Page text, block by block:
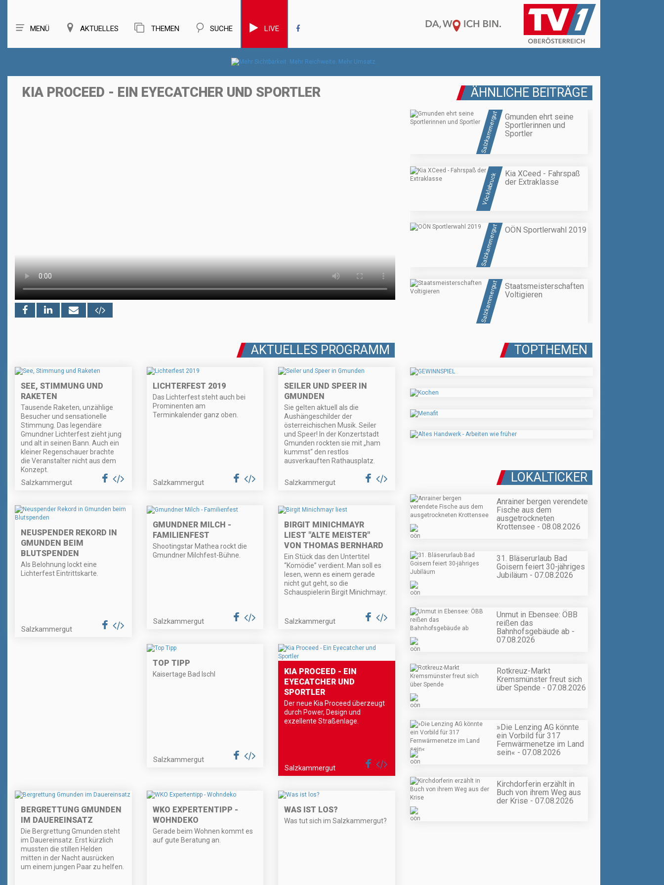
MENÜ AKTUELLES THEMEN SUCHE LIVE
KIA PROCEED - EIN EYECATCHER UND SPORTLER ÄHNLICHE BEITRÄGE
Salzkammergut
Gmunden ehrt seine
Sportlerinnen und
Sportler
Vöcklabruck
Kia XCeed - Fahrspaß
der Extraklasse
Salzkammergut OÖN Sportlerwahl 2019
Salzkammergut
Staatsmeisterschaften
Voltigieren
AKTUELLES PROGRAMM
SEE, STIMMUNG UND
RAKETEN
Tausende Raketen, unzählige
Besucher und sensationelle
Stimmung. Das legendäre
Gmundner Lichterfest zieht jung
und alt in seinen Bann. Auch ein
kleiner Regenschauer brachte
die Veranstalter nicht aus dem
Konzept.
Salzkammergut
LICHTERFEST 2019
Das Lichterfest steht auch bei
Prominenten am
Terminkalender ganz oben.
Salzkammergut
SEILER UND SPEER IN
GMUNDEN
Sie gelten aktuell als die
Aushängeschilder der
österreichischen Musik. Seiler
und Speer! In der Konzertstadt
Gmunden rockten sie mit „ham
kummst“ den restlos
ausverkauften Rathausplatz.
Salzkammergut
NEUSPENDER REKORD IN
GMUNDEN BEIM
BLUTSPENDEN
Als Belohnung lockt eine
Lichterfest Eintrittskarte.
Salzkammergut
GMUNDNER MILCH -
FAMILIENFEST
Shootingstar Mathea rockt die
Gmundner Milchfest-Bühne.
Salzkammergut
BIRGIT MINICHMAYR
LIEST "ALTE MEISTER"
VON THOMAS BERNHARD
Ein Stück das den Untertitel
“Komödie” verdient. Man soll es
lesen, wenn es einem gerade
nicht gut geht, so die
Schauspielerin Birgit Minichmayr.
Salzkammergut
TOP TIPP
Kaisertage Bad Ischl
Salzkammergut
KIA PROCEED - EIN
EYECATCHER UND
SPORTLER
Der neue Kia Proceed überzeugt
durch Power, Design und
exzellente Straßenlage.
Salzkammergut
BERGRETTUNG GMUNDEN
IM DAUEREINSATZ
Die Bergrettung Gmunden steht
im Dauereinsatz. Erst kürzlich
mussten die stillen Helden
mitten in der Nacht ausrücken
um einem jungen Paar zu helfen.
WKO EXPERTENTIPP -
WOHNDEKO
Gerade beim Wohnen kommt es
auf gute Beratung an.
WAS IST LOS?
Was tut sich im Salzkammergut?
TOPTHEMEN
LOKALTICKER
Anrainer bergen verendete
Fische aus dem
ausgetrockneten
Krottensee - 08.08.2026
31. Bläserurlaub Bad
Goisern feiert 30-jähriges
Jubiläum - 07.08.2026
Unmut in Ebensee: ÖBB
reißen das
Bahnhofsgebäude ab -
07.08.2026
Rotkreuz-Markt
Kremsmünster freut sich
über Spende - 07.08.2026
»Die Lenzing AG könnte
ein Vorbild für 317
Fernwärmenetze im Land
sein« - 07.08.2026
Kirchdorferin erzählt in
Buch von ihrem Weg aus
der Krise - 07.08.2026